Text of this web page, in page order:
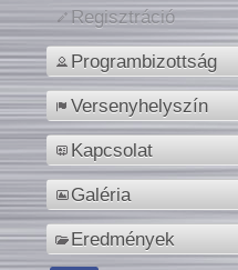
Regisztráció
Programbizottság
Versenyhelyszín
Kapcsolat
Galéria
Eredmények